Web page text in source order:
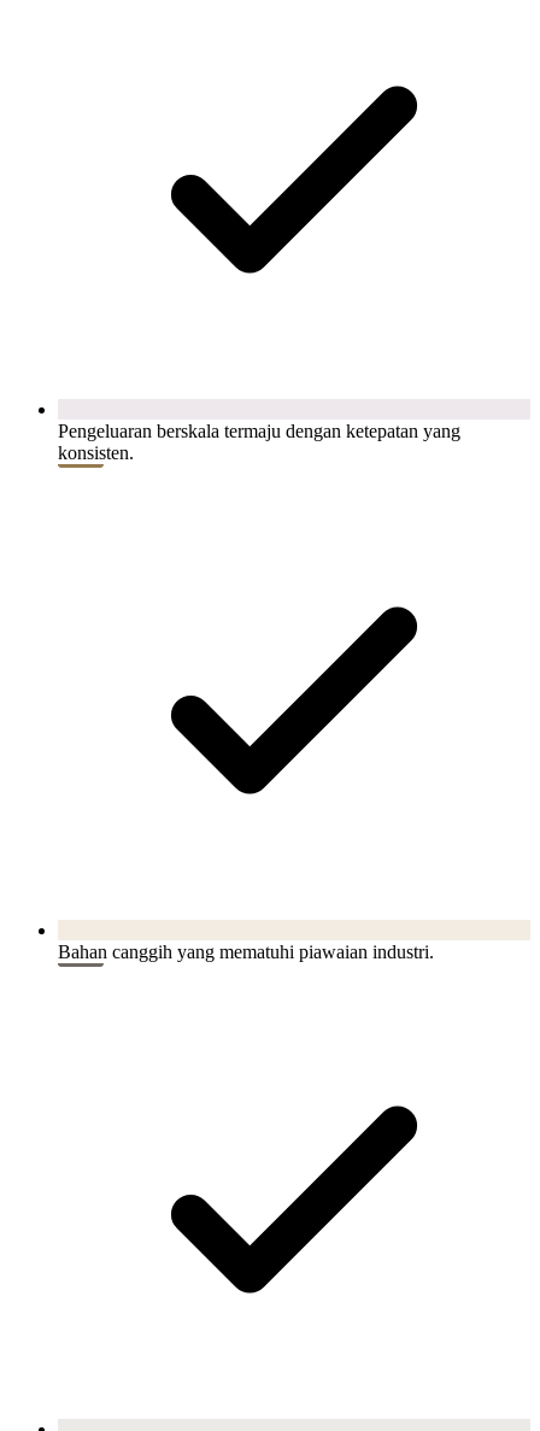
Pengeluaran berskala termaju dengan ketepatan yang
konsisten.
Bahan canggih yang mematuhi piawaian industri.